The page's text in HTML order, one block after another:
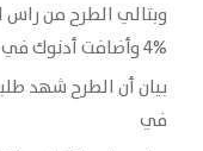
وبتالي الطرح من راس
%4 وأضافت أدنوك في
بيان أن الطرح شهد
في